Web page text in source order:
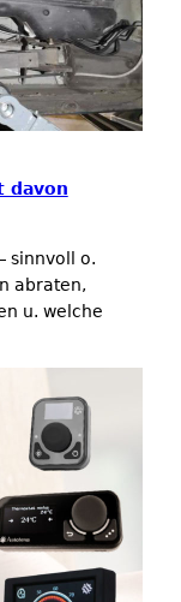
davon
sinnvoll o.
abraten,
u. welche